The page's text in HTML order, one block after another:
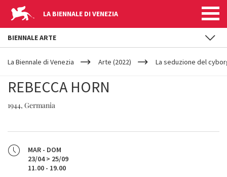
LA BIENNALE DI VENEZIA
YOUR
ARE
La Biennale di Venezia Arte (2022) La seduzione del
REBECCA HORN
1944, Germania
MAR - DOM
23/04 > 25/09
11.00 - 19.00
BIENNALE ARTE